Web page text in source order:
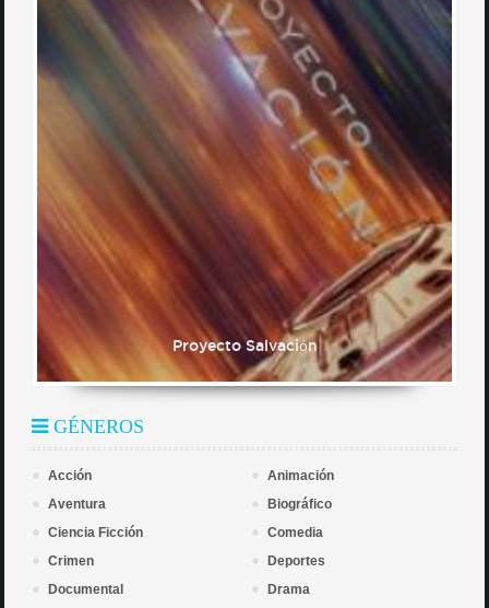
Proyecto Salvación
GÉNEROS
Acción
Animación
Aventura
Biográfico
Ciencia Ficción
Comedia
Crimen
Deportes
Documental
Drama